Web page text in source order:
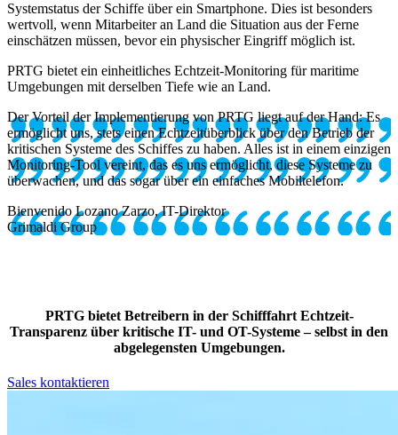
Systemstatus der Schiffe über ein Smartphone. Dies ist besonders
wertvoll, wenn Mitarbeiter an Land die Situation aus der Ferne
einschätzen müssen, bevor ein physischer Eingriff möglich ist.
PRTG bietet ein einheitliches Echtzeit-Monitoring für maritime
Umgebungen mit derselben Tiefe wie an Land.
Der Vorteil der Implementierung von PRTG liegt auf der Hand: Es
ermöglicht uns, stets einen Echtzeitüberblick über den Betrieb der
kritischen Systeme des Schiffes zu haben. Alles ist in einem einzigen
Monitoring-Tool vereint, das es uns ermöglicht, diese Systeme zu
überwachen, und das sogar über ein einfaches Mobiltelefon.
Bienvenido Lozano Zarzo, IT-Direktor
Grimaldi Group
PRTG bietet Betreibern in der Schifffahrt Echtzeit-
Transparenz über kritische IT- und OT-Systeme – selbst in den
abgelegensten Umgebungen.
Sales kontaktieren